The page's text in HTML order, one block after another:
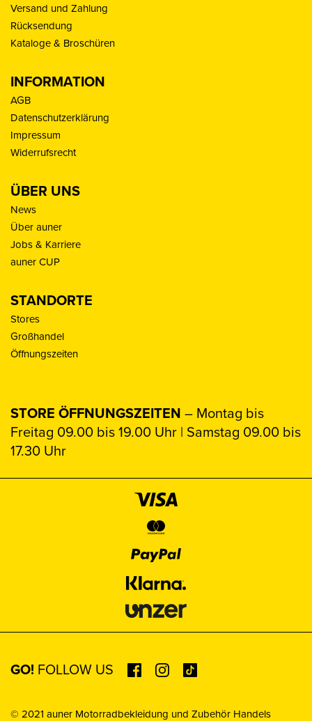
Versand und Zahlung
Rücksendung
Kataloge & Broschüren
INFORMATION
AGB
Datenschutzerklärung
Impressum
Widerrufsrecht
ÜBER UNS
News
Über auner
Jobs & Karriere
auner CUP
STANDORTE
Stores
Großhandel
Öffnungszeiten
STORE ÖFFNUNGSZEITEN – Montag bis
Freitag 09.00 bis 19.00 Uhr | Samstag 09.00 bis
17.30 Uhr
GO! FOLLOW US
© 2021 auner Motorradbekleidung und Zubehör Handels